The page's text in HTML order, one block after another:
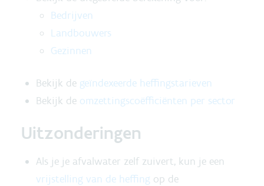
Bedrijven
Landbouwers
Gezinnen
Bekijk de geïndexeerde heffingstarieven
Bekijk de omzettingscoëfficiënten per sector
Uitzonderingen
Als je je afvalwater zelf zuivert, kun je een
vrijstelling van de heffing op de